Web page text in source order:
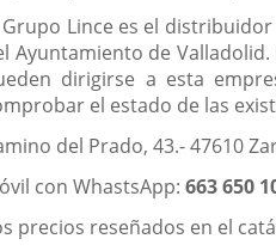
Grupo Lince es el
Ayuntamiento de
dirigirse a esta
el estado de las
del Prado, 43.- 47610
con WhastsApp: 663 650
precios reseñados en el